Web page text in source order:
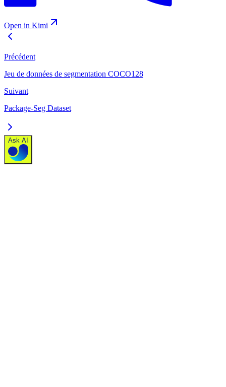
Open in Kimi
Précédent
Jeu de données de segmentation COCO128
Suivant
Package-Seg Dataset
Ask AI